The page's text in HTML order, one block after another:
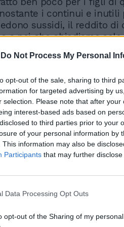
Do Not Process My Personal
opt-out of the sale, sharing to third
for targeted advertising by
selection. Please note that after
interest-based ads based on
to third parties prior to your
of your personal information by
This information may also be
Participants that may further
Data Processing Opt Outs
opt-out of the Sharing of my personal
i continui e inutili
sussidi, il reddito di
a noi che chiediamo
che disposizioni di
ministeri non ci vogliono,
partecipare ad altri
il nostro posto di lavoro.
rappresentanti da
che lo è solo sulla
volontà popolare, che va
di un partito, il
una preziosa risorsa
di partiti, M5s e
del Ministero della Difesa
puntualmente la
4 bandi per